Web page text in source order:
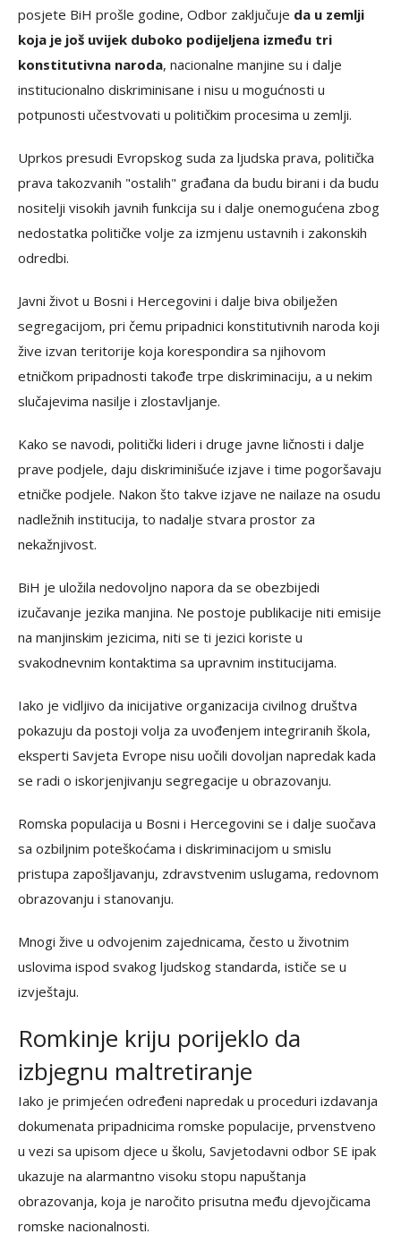
posjete BiH prošle godine, Odbor zaključuje da u zemlji
koja je još uvijek duboko podijeljena između tri
konstitutivna naroda, nacionalne manjine su i dalje
institucionalno diskriminisane i nisu u mogućnosti u
potpunosti učestvovati u političkim procesima u zemlji.
Uprkos presudi Evropskog suda za ljudska prava, politička
prava takozvanih "ostalih" građana da budu birani i da budu
nositelji visokih javnih funkcija su i dalje onemogućena zbog
nedostatka političke volje za izmjenu ustavnih i zakonskih
odredbi.
Javni život u Bosni i Hercegovini i dalje biva obilježen
segregacijom, pri čemu pripadnici konstitutivnih naroda koji
žive izvan teritorije koja korespondira sa njihovom
etničkom pripadnosti takođe trpe diskriminaciju, a u nekim
slučajevima nasilje i zlostavljanje.
Kako se navodi, politički lideri i druge javne ličnosti i dalje
prave podjele, daju diskriminišuće izjave i time pogoršavaju
etničke podjele. Nakon što takve izjave ne nailaze na osudu
nadležnih institucija, to nadalje stvara prostor za
nekažnjivost.
BiH je uložila nedovoljno napora da se obezbijedi
izučavanje jezika manjina. Ne postoje publikacije niti emisije
na manjinskim jezicima, niti se ti jezici koriste u
svakodnevnim kontaktima sa upravnim institucijama.
Iako je vidljivo da inicijative organizacija civilnog društva
pokazuju da postoji volja za uvođenjem integriranih škola,
eksperti Savjeta Evrope nisu uočili dovoljan napredak kada
se radi o iskorjenjivanju segregacije u obrazovanju.
Romska populacija u Bosni i Hercegovini se i dalje suočava
sa ozbiljnim poteškoćama i diskriminacijom u smislu
pristupa zapošljavanju, zdravstvenim uslugama, redovnom
obrazovanju i stanovanju.
Mnogi žive u odvojenim zajednicama, često u životnim
uslovima ispod svakog ljudskog standarda, ističe se u
izvještaju.
Romkinje kriju porijeklo da
izbjegnu maltretiranje
Iako je primjećen određeni napredak u proceduri izdavanja
dokumenata pripadnicima romske populacije, prvenstveno
u vezi sa upisom djece u školu, Savjetodavni odbor SE ipak
ukazuje na alarmantno visoku stopu napuštanja
obrazovanja, koja je naročito prisutna među djevojčicama
romske nacionalnosti.